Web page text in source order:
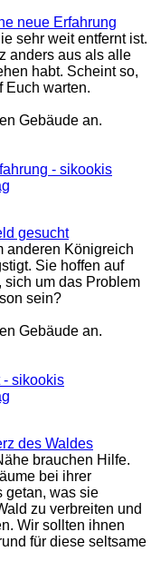
neue Erfahrung
sehr weit entfernt ist.
anders aus als alle
habt. Scheint so,
Euch warten.
Gebäude an.
- sikookis
gesucht
anderen Königreich
Sie hoffen auf
sich um das Problem
sein?
Gebäude an.
- sikookis
des Waldes
brauchen Hilfe.
bei ihrer
getan, was sie
zu verbreiten und
Wir sollten ihnen
für diese seltsame